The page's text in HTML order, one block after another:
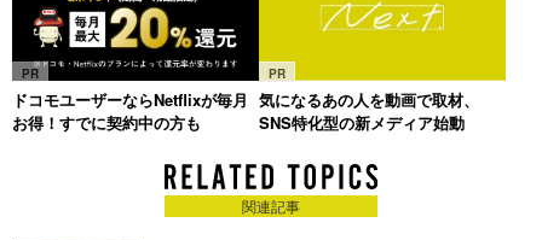
PR
ドコモユーザーならNetflixが毎月
お得！すでに契約中の方も
PR
気になるあの人を動画で取材、
SNS特化型の新メディア始動
関連記事